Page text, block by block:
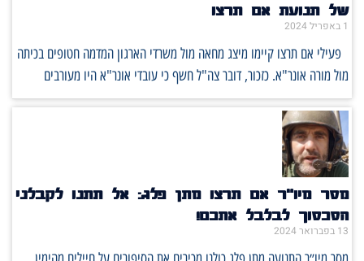
של תנועת אם תרצו
1 באפריל 2024
פעילי אם תרצו קיימו מיצג מחאה מול משרדי הארגון המדמה חטופים בכיתה
מול מורה אונר"א. כזכור, דובר צה"ל חשף כי עובדי אונר"א היו מעורבים
מסר מיו״ר אם תרצו מתן פלג: אל תתנו לקבלני
הסכסוך לבלבל אתכם!
13 בפברואר 2024